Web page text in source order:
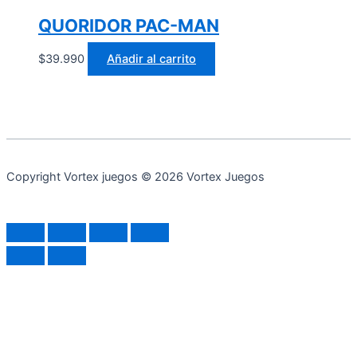
QUORIDOR PAC-MAN
$39.990 Añadir al carrito
Copyright Vortex juegos © 2026 Vortex Juegos